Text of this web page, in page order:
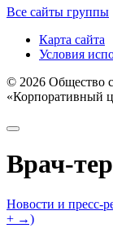
Все сайты группы
Карта сайта
Условия
© 2026 Общество
«Корпоративный
Врач-
Новости и пресс-
+ →)